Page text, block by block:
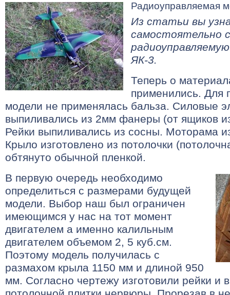
Радиоуправляемая
Из статьи вы
самостоятельно
ЯК-3.
Теперь о
применились. Для
модели не применялась бальза. Силовые
выпиливались из 2мм фанеры (от ящиков
Рейки выпиливались из сосны. Моторама
Крыло изготовлено из потолочки
обтянуто обычной пленкой.
В первую очередь необходимо
определиться с размерами будущей
модели. Выбор наш был ограничен
имеющимся у нас на тот момент
двигателем а именно калильным
двигателем объемом 2, 5 куб.см.
Поэтому модель получилась с
размахом крыла 1150 мм и длиной 950
мм. Согласно чертежу изготовили рейки и